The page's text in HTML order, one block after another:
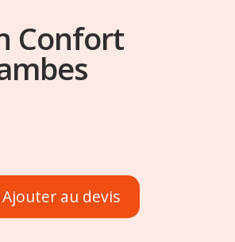
Confort
Ajouter au devis